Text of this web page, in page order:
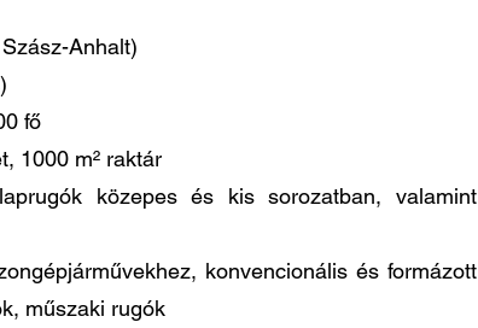
Anhalt)
fő
1000 m² raktár
közepes és kis sorozatban, valamint
konvencionális és formázott
műszaki rugók